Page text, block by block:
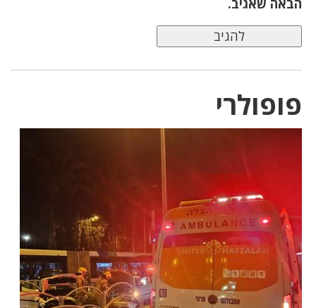
הבאה שאגיב.
פופולרי